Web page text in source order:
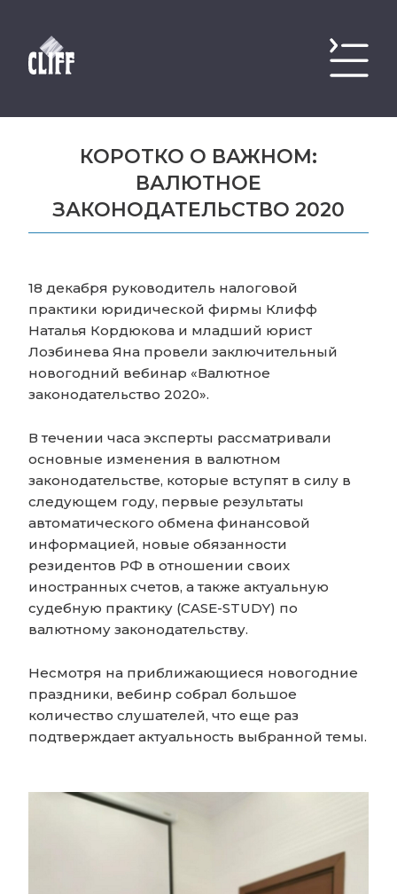
КОРОТКО О ВАЖНОМ:
ВАЛЮТНОЕ
ЗАКОНОДАТЕЛЬСТВО 2020
18 декабря руководитель налоговой
практики юридической фирмы Клифф
Наталья Кордюкова и младший юрист
Лозбинева Яна провели заключительный
новогодний вебинар «Валютное
законодательство 2020».
В течении часа эксперты рассматривали
основные изменения в валютном
законодательстве, которые вступят в силу в
следующем году, первые результаты
автоматического обмена финансовой
информацией, новые обязанности
резидентов РФ в отношении своих
иностранных счетов, а также актуальную
судебную практику (CASE-STUDY) по
валютному законодательству.
Несмотря на приближающиеся новогодние
праздники, вебинр собрал большое
количество слушателей, что еще раз
подтверждает актуальность выбранной темы.